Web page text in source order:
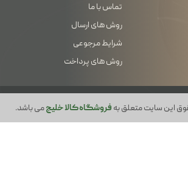
فروشگاه کالا خلیجمی باشد.
تماس با ما
روش های ارسال
شرایط مرجوعی
روش های پرداخت